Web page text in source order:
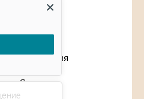
Танзания
Франция
Швейцария
Япония